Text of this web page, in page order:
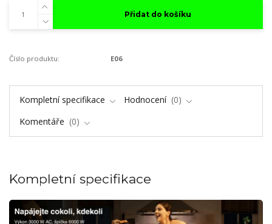
Přidat do košíku
Číslo produktu: E06
Kompletní specifikace Hodnocení
0
Komentáře
0
Kompletní specifikace